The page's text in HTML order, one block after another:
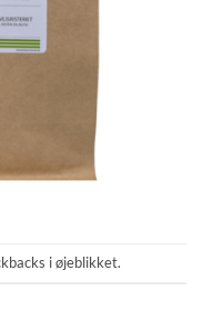
i øjeblikket.